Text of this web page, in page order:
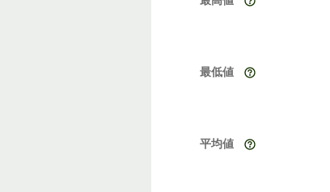
最低値
平均値